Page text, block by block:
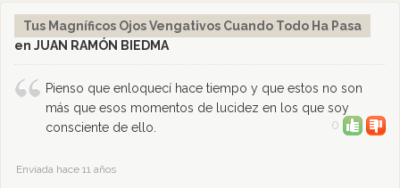
Tus Magníficos Ojos Vengativos Cuando Todo Ha Pasa
en JUAN RAMÓN BIEDMA
Pienso que enloquecí hace tiempo y que estos no son
más que esos momentos de lucidez en los que soy
consciente de ello.
0
Enviada hace 11 años